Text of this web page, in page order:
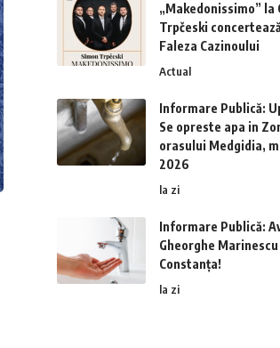
„Makedonissimo” la
Trpčeski
Faleza Cazinoului
Actual
Informare Publică:
Se opreste apa in
orasului Medgidia,
2026
la zi
Informare Publică:
Gheorghe
Constanța!
la zi